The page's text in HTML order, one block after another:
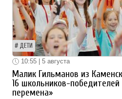
ДЕТИ
10:55 | 5 августа
Малик Гильманов из
16 школьников-
перемена»